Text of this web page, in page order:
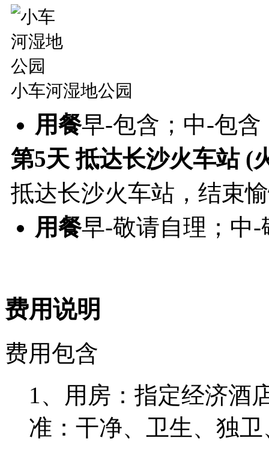
小车河湿地公园
用餐早-包含；中-包
第5天 抵达长沙火车站 (
抵达长沙火车站，结束
用餐早-敬请自理；中
费用说明
费用包含
1、用房：指定经济酒
准：干净、卫生、独